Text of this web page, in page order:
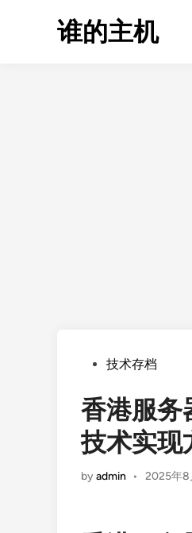
谁的主机
Posted技术存档
香港服务
技术实现
byadmin • 2025年8